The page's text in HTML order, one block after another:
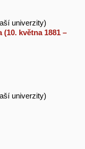
univerzity)
května 1881 –
univerzity)